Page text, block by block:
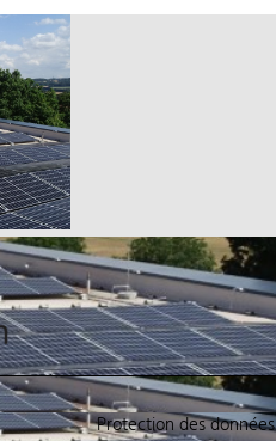
Protection des données